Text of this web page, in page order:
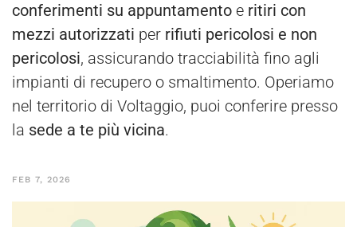
conferimenti su appuntamento e ritiri con
mezzi autorizzati per rifiuti pericolosi e non
pericolosi, assicurando tracciabilità fino agli
impianti di recupero o smaltimento. Operiamo
nel territorio di Voltaggio, puoi conferire presso
la sede a te più vicina.
FEB 7, 2026